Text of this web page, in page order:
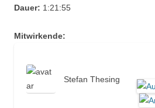
Dauer: 1:21:55
Mitwirkende:
Stefan Thesing